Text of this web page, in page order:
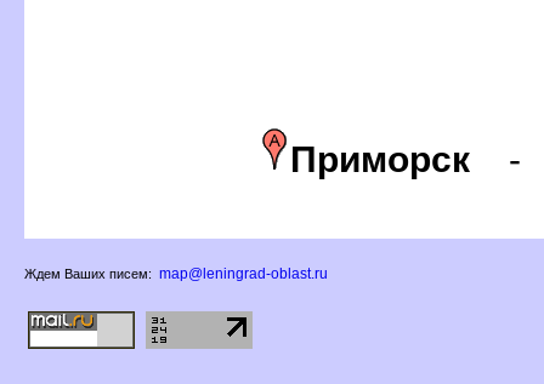
Приморск
Ждем Ваших писем: map@leningrad-oblast.ru